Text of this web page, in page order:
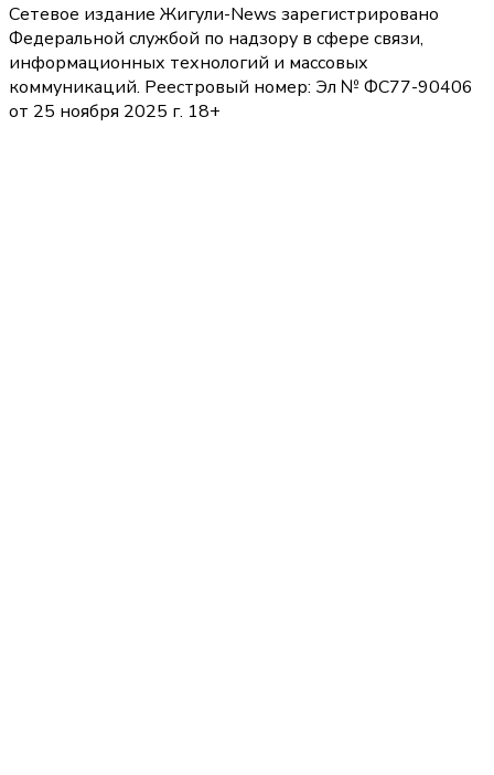
Сетевое издание Жигули-News зарегистрировано
Федеральной службой по надзору в сфере связи,
информационных технологий и массовых
коммуникаций. Реестровый номер: Эл № ФС77-90406
от 25 ноября 2025 г. 18+